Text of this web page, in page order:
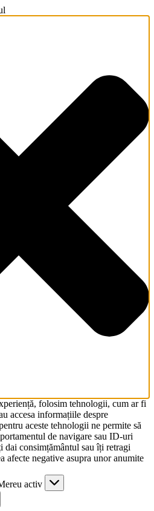
folosim tehnologii, cum ar fi
accesa informațiile despre
aceste tehnologii ne permite să
de navigare sau ID-uri
dai consimțământul sau îți retragi
afecte negative asupra unor anumite
activ